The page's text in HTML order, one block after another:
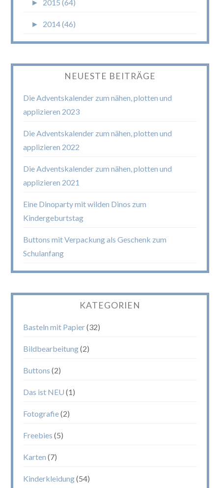
► 2015 (64)
► 2014 (46)
NEUESTE BEITRÄGE
Die Adventskalender zum nähen, plotten und
applizieren 2023
Die Adventskalender zum nähen, plotten und
applizieren 2022
Die Adventskalender zum nähen, plotten und
applizieren 2021
Eine Dinoparty mit wilden Dinos zum
Kindergeburtstag
Buttons mit Verpackung als Geschenk zum
Schulanfang
KATEGORIEN
Basteln mit Papier(32)
Bildbearbeitung(2)
Buttons (2)
Das ist NEU (1)
Fotografie(2)
Freebies (5)
Karten (7)
Kinderkleidung(54)